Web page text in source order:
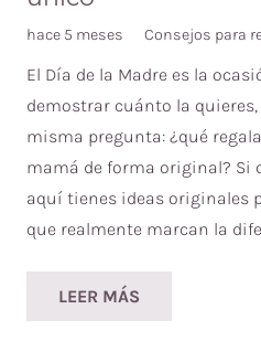
hace 5 meses Consejos para
El Día de la Madre es la
demostrar cuánto la
misma pregunta: ¿qué
mamá de forma original? Si
aquí tienes ideas originales
que realmente marcan la
LEER MÁS